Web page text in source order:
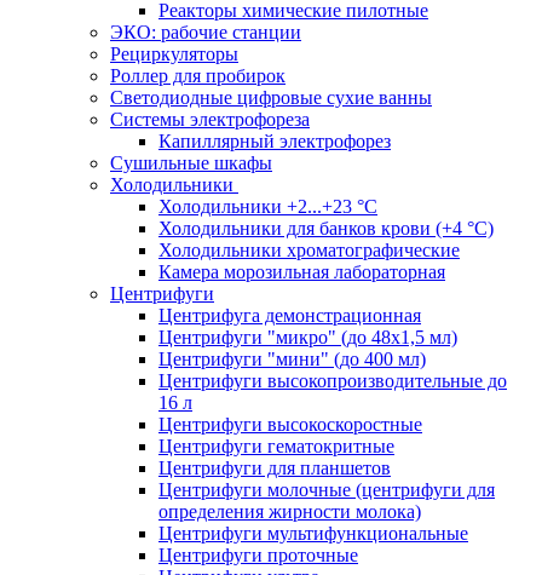
Реакторы химические пилотные
ЭКО: рабочие станции
Рециркуляторы
Роллер для пробирок
Светодиодные цифровые сухие ванны
Системы электрофореза
Капиллярный электрофорез
Сушильные шкафы
Холодильники
Холодильники +2...+23 °С
Холодильники для банков крови (+4 °С)
Холодильники хроматографические
Камера морозильная лабораторная
Центрифуги
Центрифуга демонстрационная
Центрифуги "микро" (до 48x1,5 мл)
Центрифуги "мини" (до 400 мл)
Центрифуги высокопроизводительные до
16 л
Центрифуги высокоскоростные
Центрифуги гематокритные
Центрифуги для планшетов
Центрифуги молочные (центрифуги для
определения жирности молока)
Центрифуги мультифункциональные
Центрифуги проточные